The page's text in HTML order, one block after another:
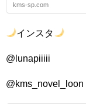
kms-sp.com
インスタ
@lunapiiiii
@kms_novel_loon